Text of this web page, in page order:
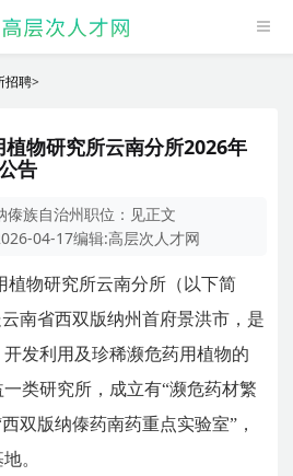
招聘>
物研究所云南分所2026年
告
傣族自治州职位： 见正文
04-17编辑:高层次人才网
植物研究所云南分所（以下简
南省西双版纳州首府景洪市，是
发利用及珍稀濒危药用植物的
类研究所，成立有“濒危药材繁
双版纳傣药南药重点实验室”，
。